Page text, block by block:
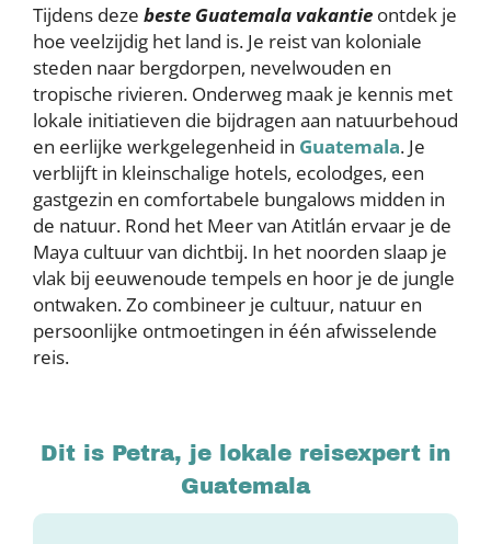
Tijdens deze beste Guatemala vakantie ontdek je
hoe veelzijdig het land is. Je reist van koloniale
steden naar bergdorpen, nevelwouden en
tropische rivieren. Onderweg maak je kennis met
lokale initiatieven die bijdragen aan natuurbehoud
en eerlijke werkgelegenheid in Guatemala. Je
verblijft in kleinschalige hotels, ecolodges, een
gastgezin en comfortabele bungalows midden in
de natuur. Rond het Meer van Atitlán ervaar je de
Maya cultuur van dichtbij. In het noorden slaap je
vlak bij eeuwenoude tempels en hoor je de jungle
ontwaken. Zo combineer je cultuur, natuur en
persoonlijke ontmoetingen in één afwisselende
reis.
Dit is Petra, je lokale reisexpert in
Guatemala